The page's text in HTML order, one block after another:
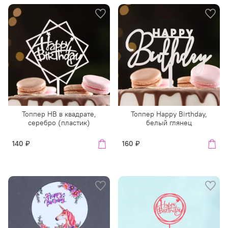
Топпер HB в квадрате,
серебро (пластик)
140 ₽
Топпер Happy Birthday,
белый глянец
160 ₽